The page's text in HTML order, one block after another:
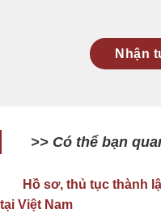
Nhận
>> Có thể bạn
Hồ sơ, thủ tục thành
tại Việt Nam